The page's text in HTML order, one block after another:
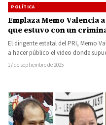
POLÍTICA
Emplaza Memo Valencia
que estuvo con un
El dirigente estatal del PRI, Memo
a hacer público el video donde
17 de septiembre de 2025